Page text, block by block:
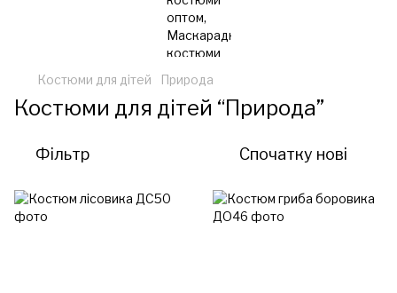
Костюми для дітей Природа
Костюми для дітей “Природа”
Фільтр Спочатку нові